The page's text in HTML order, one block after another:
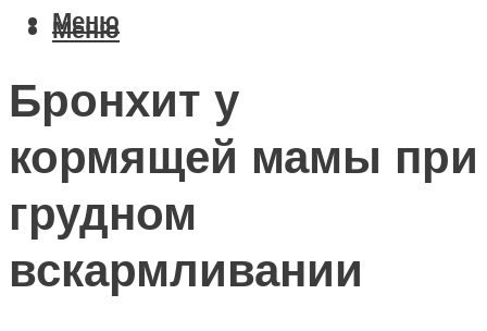
Меню
Меню
Бронхит у
кормящей мамы при
грудном
вскармливании